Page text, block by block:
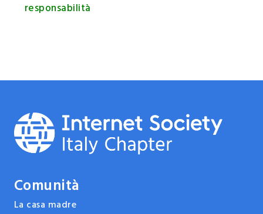
responsabilità
Comunità
La casa madre